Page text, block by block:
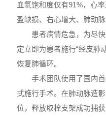
血氧饱和度仅有91%，心
盈缺损、右心增大、肺动
患者病情危急，为尽
定立即为患者施行“经皮肺
恢复肺循环。
手术团队使用了国内
式施行手术。在肺动脉造
位，释放取栓支架成功捕